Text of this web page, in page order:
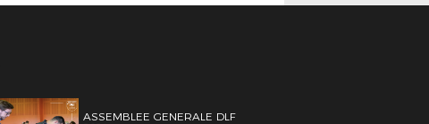
ASSEMBLEE GENERALE DLF